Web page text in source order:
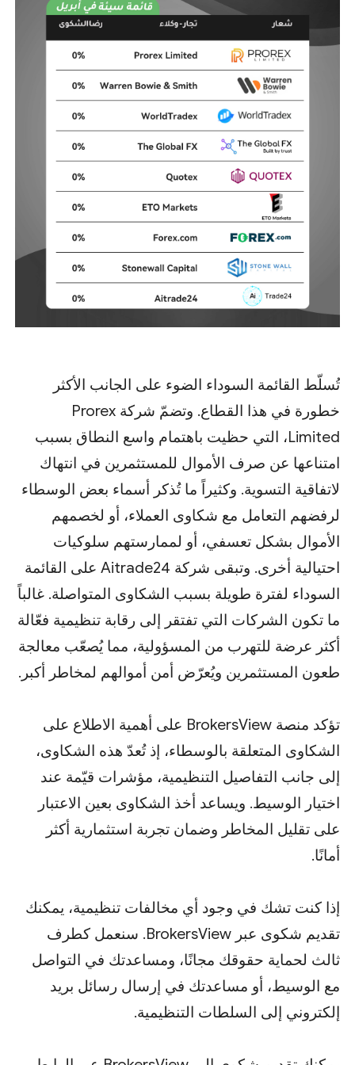
تُسلّط القائمة السوداء الضوء على الجانب الأكثر
خطورة في هذا القطاع. وتضمّ شركة Prorex
Limited، التي حظيت باهتمام واسع النطاق بسبب
امتناعها عن صرف الأموال للمستثمرين في انتهاك
لاتفاقية التسوية. وكثيراً ما تُذكر أسماء بعض الوسطاء
لرفضهم التعامل مع شكاوى العملاء، أو لخصمهم
الأموال بشكل تعسفي، أو لممارستهم سلوكيات
احتيالية أخرى. وتبقى شركة Aitrade24 على القائمة
السوداء لفترة طويلة بسبب الشكاوى المتواصلة. غالباً
ما تكون الشركات التي تفتقر إلى رقابة تنظيمية فعّالة
أكثر عرضة للتهرب من المسؤولية، مما يُصعّب معالجة
طعون المستثمرين ويُعرّض أمن أموالهم لمخاطر أكبر.
تؤكد منصة BrokersView على أهمية الاطلاع على
الشكاوى المتعلقة بالوسطاء، إذ تُعدّ هذه الشكاوى،
إلى جانب التفاصيل التنظيمية، مؤشرات قيّمة عند
اختيار الوسيط. ويساعد أخذ الشكاوى بعين الاعتبار
على تقليل المخاطر وضمان تجربة استثمارية أكثر
أمانًا.
إذا كنت تشك في وجود أي مخالفات تنظيمية، يمكنك
تقديم شكوى عبر BrokersView. سنعمل كطرف
ثالث لحماية حقوقك مجانًا، ومساعدتك في التواصل
مع الوسيط، أو مساعدتك في إرسال رسائل بريد
إلكتروني إلى السلطات التنظيمية.